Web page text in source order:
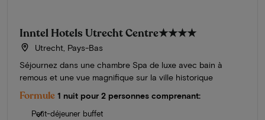
Inntel Hotels Utrecht Centre★★★★
Utrecht, Pays-Bas
Séjournez dans une chambre Spa de luxe avec bain à
remous et une vue magnifique sur la ville historique
Formule 1 nuit pour 2 personnes comprenant:
Petit-déjeuner buffet